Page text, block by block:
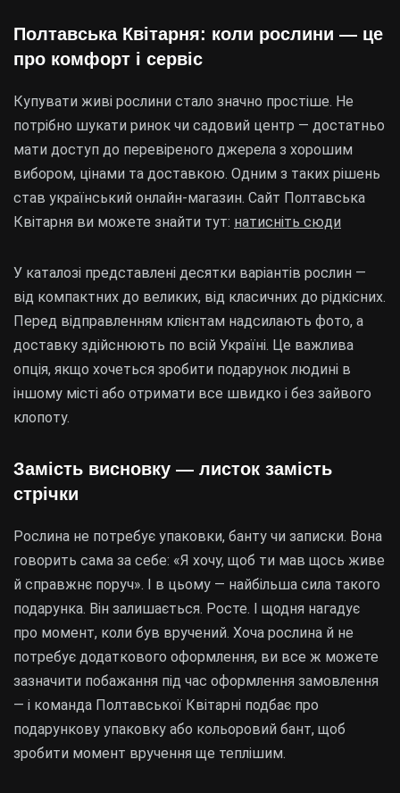
Полтавська Квітарня: коли рослини — це
про комфорт і сервіс
Купувати живі рослини стало значно простіше. Не
потрібно шукати ринок чи садовий центр — достатньо
мати доступ до перевіреного джерела з хорошим
вибором, цінами та доставкою. Одним з таких рішень
став український онлайн-магазин. Сайт Полтавська
Квітарня ви можете знайти тут: натисніть сюди
У каталозі представлені десятки варіантів рослин —
від компактних до великих, від класичних до рідкісних.
Перед відправленням клієнтам надсилають фото, а
доставку здійснюють по всій Україні. Це важлива
опція, якщо хочеться зробити подарунок людині в
іншому місті або отримати все швидко і без зайвого
клопоту.
Замість висновку — листок замість
стрічки
Рослина не потребує упаковки, банту чи записки. Вона
говорить сама за себе: «Я хочу, щоб ти мав щось живе
й справжнє поруч». І в цьому — найбільша сила такого
подарунка. Він залишається. Росте. І щодня нагадує
про момент, коли був вручений. Хоча рослина й не
потребує додаткового оформлення, ви все ж можете
зазначити побажання під час оформлення замовлення
— і команда Полтавської Квітарні подбає про
подарункову упаковку або кольоровий бант, щоб
зробити момент вручення ще теплішим.